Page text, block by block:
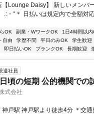
Lounge Daisy】 新しいメンバ
.:・°＊ 日払いは規定内で全額対
OK 副業・WワークOK 1日4時間以内
自由 学歴不問 平日のみOK 学生歓迎
即日払いOK ブランクOK 長期歓迎
遣社員
頃の短期 公的機関での
式会社
交通アクセス 最寄駅：